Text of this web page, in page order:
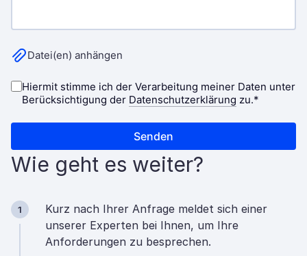
Wie geht es weiter?
1
Kurz nach Ihrer Anfrage meldet sich einer
unserer Experten bei Ihnen, um Ihre
Anforderungen zu besprechen.